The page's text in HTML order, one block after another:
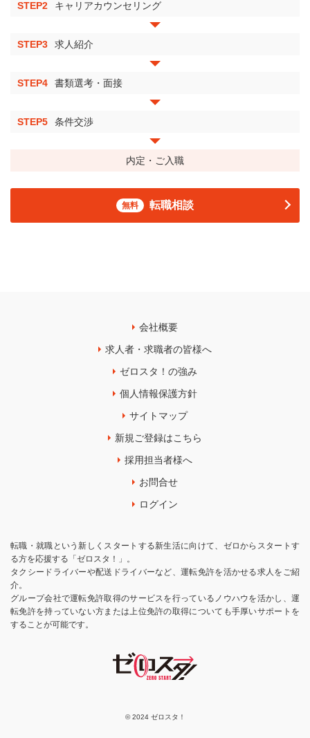
STEP2 キャリアカウンセリング
STEP3 求人紹介
STEP4 書類選考・面接
STEP5 条件交渉
内定・ご入職
無料 転職相談
会社概要
求人者・求職者の皆様へ
ゼロスタ！の強み
個人情報保護方針
サイトマップ
新規ご登録はこちら
採用担当者様へ
お問合せ
ログイン
転職・就職という新しくスタートする新生活に向けて、ゼロからスタートす
る方を応援する「ゼロスタ！」。
タクシードライバーや配送ドライバーなど、運転免許を活かせる求人をご紹
介。
グループ会社で運転免許取得のサービスを行っているノウハウを活かし、運
転免許を持っていない方または上位免許の取得についても手厚いサポートを
することが可能です。
© 2024 ゼロスタ！